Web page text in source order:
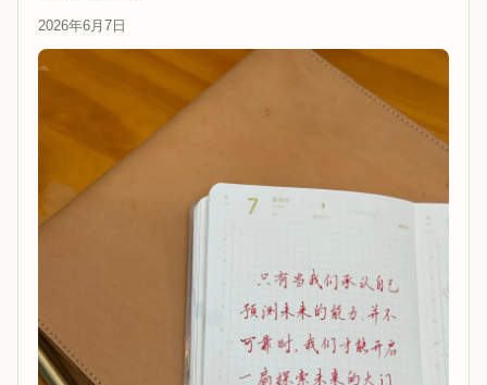
2026年6月7日